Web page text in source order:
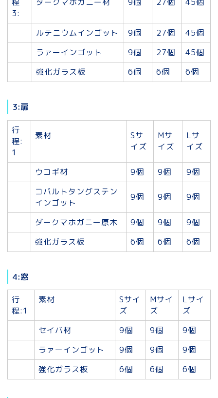
3:
ルテニウムインゴット 9個 27個
45個
ラァーインゴット
9個 27個
45個
強化ガラス板
6個 6個 6個
3:扉
行
程:
1
素材
Sサ
イズ
Mサ
イズ
Lサ
イズ
ウコギ材 9個 9個
9個
コバルトタングステン
インゴット
9個 9個 9個
ダークマホガニー原木 9個 9個
9個
強化ガラス板
6個 6個 6個
4:窓
行
程:1
素材
Sサイ
ズ
Mサイ
ズ
Lサイ
ズ
セイバ材
9個 9個
9個
ラァーインゴット
9個 9個
9個
強化ガラス板
6個 6個 6個